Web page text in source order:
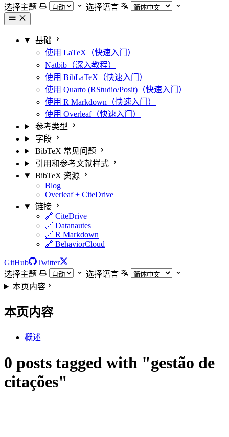
选择主题
选择语言
基础
使用 LaTeX（快速入门）
Natbib（深入教程）
使用 BibLaTeX（快速入门）
使用 Quarto (RStudio/Posit)（快速入门）
使用 R Markdown（快速入门）
使用 Overleaf（快速入门）
参考类型
字段
BibTeX 常见问题
引用和参考文献样式
BibTeX 资源
Blog
Overleaf + CiteDrive
链接
🔗 CiteDrive
🔗 Datanautes
🔗 R Markdown
🔗 BehaviorCloud
GitHub
Twitter
选择主题
选择语言
本页内容
本页内容
概述
0 posts tagged with "gestão de
citações"